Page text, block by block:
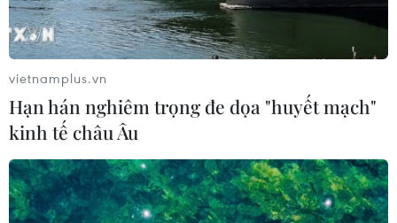
vietnamplus.vn
Hạn hán nghiêm trọng đe dọa "huyết mạch"
kinh tế châu Âu